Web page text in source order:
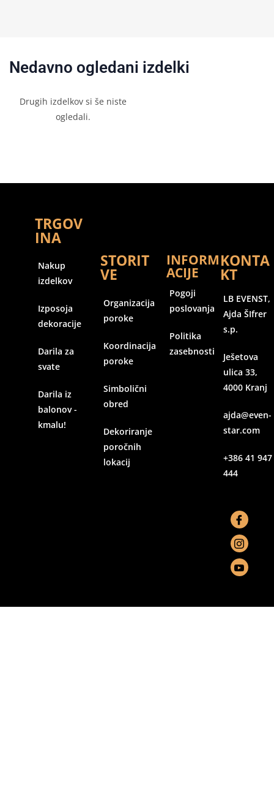
Nedavno ogledani izdelki
Drugih izdelkov si še niste
ogledali.
TRGOV
INA
Nakup
izdelkov
Izposoja
dekoracije
Darila za
svate
Darila iz
balonov -
kmalu!
STORIT
VE
Organizacija
poroke
Koordinacija
poroke
Simbolični
obred
Dekoriranje
poročnih
lokacij
INFORM
ACIJE
Pogoji
poslovanja
Politika
zasebnosti
KONTA
KT
LB EVENST,
Ajda ŠIfrer
s.p.
Ješetova
ulica 33,
4000 Kranj
ajda@even-
star.com
+386 41 947
444